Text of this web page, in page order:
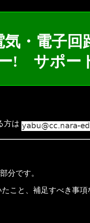
・電子回
! サポー
方は
分です。
こと、補足すべき事項